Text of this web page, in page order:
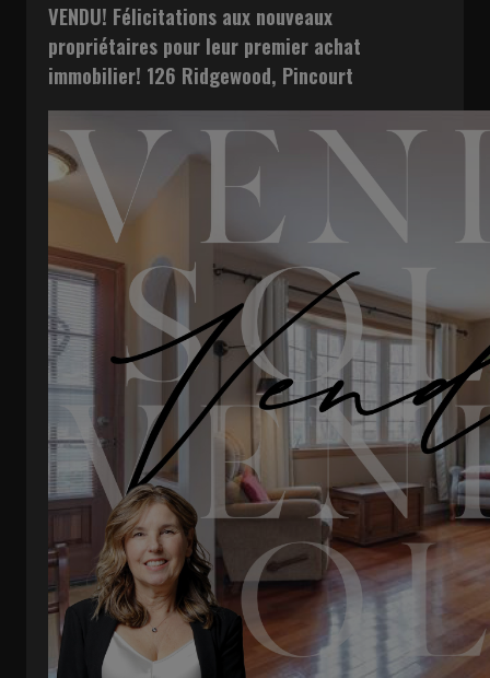
VENDU! Félicitations aux nouveaux
propriétaires pour leur premier achat
immobilier! 126 Ridgewood, Pincourt